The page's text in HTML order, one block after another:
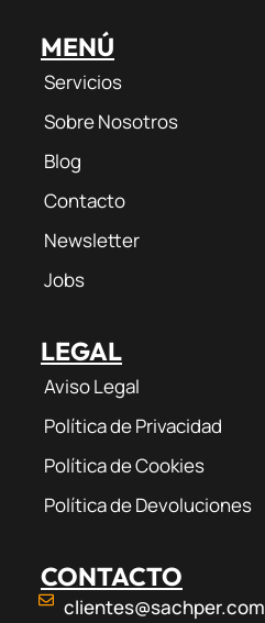
MENÚ
Servicios
Sobre Nosotros
Blog
Contacto
Newsletter
Jobs
LEGAL
Aviso Legal
Política de Privacidad
Política de Cookies
Política de Devoluciones
CONTACTO
clientes@sachper.com